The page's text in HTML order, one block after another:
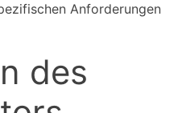
Anforderungen
des